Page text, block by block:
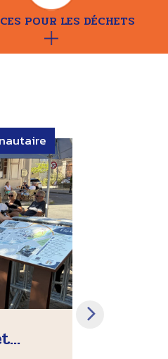
POUR LES DÉCHETS
Culture
Santé